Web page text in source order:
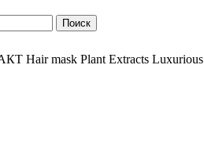
Поиск
Hair mask Plant Extracts Luxurious